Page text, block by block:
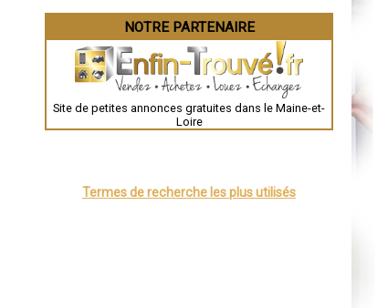
Besançon
Évreux
Chartres
Nîmes
Auch
Grenoble
NOTRE PARTENAIRE
Site de petites annonces gratuites dans le Maine-et-
Loire
Termes de recherche les plus utilisés